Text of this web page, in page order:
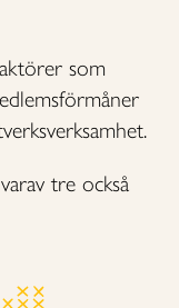
som
tre också